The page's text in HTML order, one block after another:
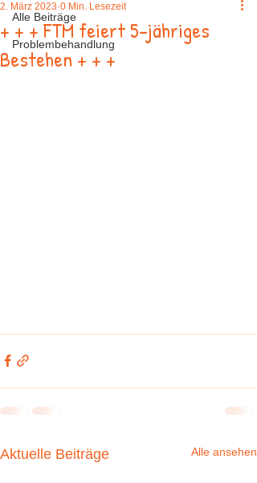
Alle Beiträge
Problembehandlung
+ + + FTM feiert 5-jähriges
Bestehen + + +
2. März 2023 0 Min. Lesezeit
Aktuelle Beiträge Alle ansehen